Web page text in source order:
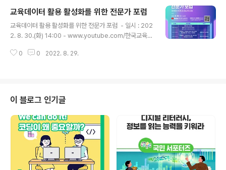
교육데이터 활용 활성화를 위한 전문가 포럼
교육데이터 활용 활성화를 위한 전문가 포럼 ​ - 일시 : 202
2. 8. 30.(화) 14:00 - www.youtube.com/한국교육학
사전등록을 하신 분께는 행사 당일 자료집과 행사 알림 서
0 0 2022. 8. 29.
이 블로그 인기글